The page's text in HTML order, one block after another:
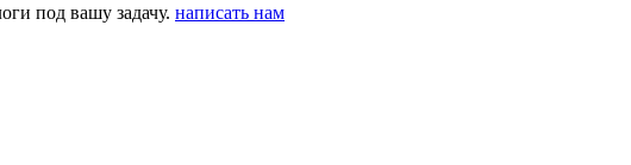
под вашу задачу. написать нам